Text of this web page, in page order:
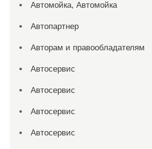
Автомойка, Автомойка
Автопартнер
Авторам и правообладателям
Автосервис
Автосервис
Автосервис
Автосервис